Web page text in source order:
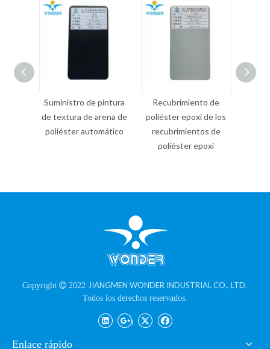
arena de
Recubrimiento de
poliéster epoxi de los
recubrimientos de
Revestimientos de
polvo de textura de
arena negra RAL9005
para hardware
Copyright  2022 JIANGMEN WONDER INDUSTRIAL CO., LTD.
Todos los derechos reservados.
Enlace rápido